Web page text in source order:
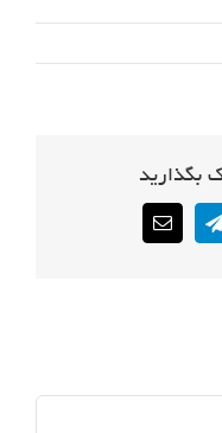
بگذارید
Telegram
Email